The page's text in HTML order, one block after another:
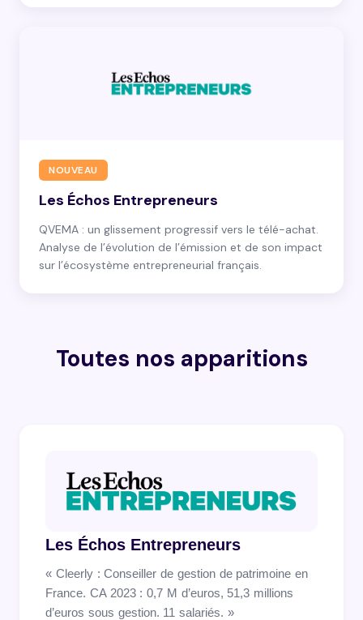
NOUVEAU
Les Échos Entrepreneurs
QVEMA : un glissement progressif vers le télé-achat.
Analyse de l’évolution de l’émission et de son impact
sur l’écosystème entrepreneurial français.
Toutes nos apparitions
Les Échos Entrepreneurs
« Cleerly : Conseiller de gestion de patrimoine en
France. CA 2023 : 0,7 M d’euros, 51,3 millions
d’euros sous gestion. 11 salariés. »